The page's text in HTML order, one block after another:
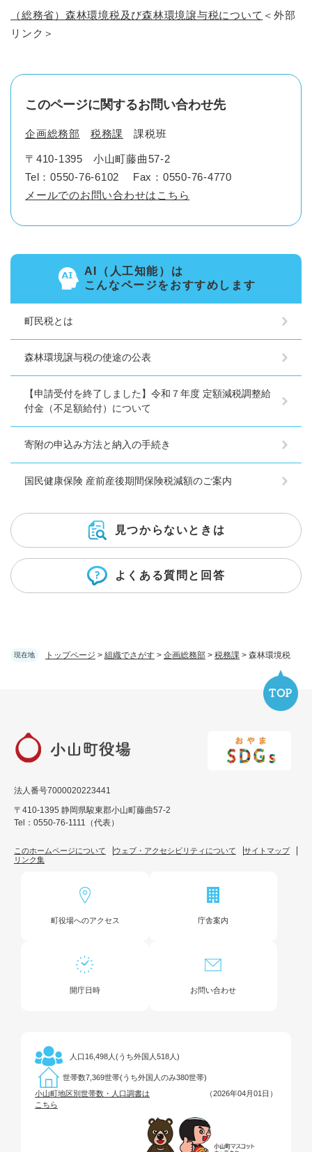
現在地 トップページ > 組織でさがす > 企画総務部 > 税務課 > 森林環境税
（総務省）森林環境税及び森林環境譲与税について ＜外部
リンク＞
このページに関するお問い合わせ先
企画総務部 税務課 課税班
〒410-1395
小山町藤曲57-2
Tel：0550-76-6102
Fax：0550-76-4770
メールでのお問い合わせはこちら
AI（人工知能）は
こんなページをおすすめします
町民税とは
森林環境譲与税の使途の公表
【申請受付を終了しました】令和７年度 定額減税調整給
付金（不足額給付）について
寄附の申込み方法と納入の手続き
国民健康保険 産前産後期間保険税減額のご案内
見つからないときは
よくある質問と回答
法人番号7000020223441
〒410-1395 静岡県駿東郡小山町藤曲57-2
Tel：0550-76-1111（代表）
このホームページについて ウェブ・アクセシビリティについて
サイトマップ
リンク集
町役場へのアクセス 庁舎案内
開庁日時 お問い合わせ
人口 16,498人(うち外国人518人)
世帯数7,369世帯(うち外国人のみ380世帯)
小山町地区別世帯数・人口調書は
こちら
（2026年04月01日）